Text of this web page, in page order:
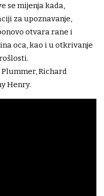
se mijenja kada,
za upoznavanje,
otvara rane i
oca, kao i u otkrivanje
Plummer, Richard
Henry.